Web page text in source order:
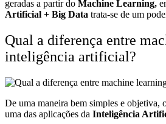
geradas a partir do Machine Learning,
Artificial + Big Data trata-se de um
Qual a diferença entre
inteligência artificial?
De uma maneira bem simples e objetiva,
uma das aplicações da Inteligência